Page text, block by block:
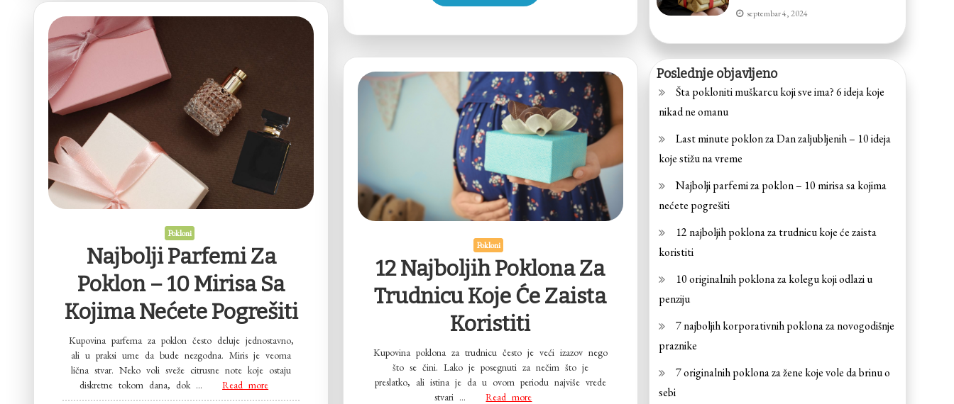
Pokloni
Najbolji Parfemi Za
Poklon – 10 Mirisa Sa
Kojima Nećete Pogrešiti
Kupovina parfema za poklon često deluje jednostavno,
ali u praksi ume da bude nezgodna. Miris je veoma
lična stvar. Neko voli sveže citrusne note koje ostaju
diskretne tokom dana, dok …
Read more
Pokloni
12 Najboljih Poklona Za
Trudnicu Koje Će Zaista
Koristiti
Kupovina poklona za trudnicu često je veći izazov nego
što se čini. Lako je posegnuti za nečim što je
preslatko, ali istina je da u ovom periodu najviše vrede
stvari …
Read more
septembar 4, 2024
Poslednje objavljeno
Šta pokloniti muškarcu koji sve ima? 6 ideja koje
nikad ne omanu
Last minute poklon za Dan zaljubljenih – 10 ideja
koje stižu na vreme
Najbolji parfemi za poklon – 10 mirisa sa kojima
nećete pogrešiti
12 najboljih poklona za trudnicu koje će zaista
koristiti
10 originalnih poklona za kolegu koji odlazi u
penziju
7 najboljih korporativnih poklona za novogodišnje
praznike
7 originalnih poklona za žene koje vole da brinu o
sebi